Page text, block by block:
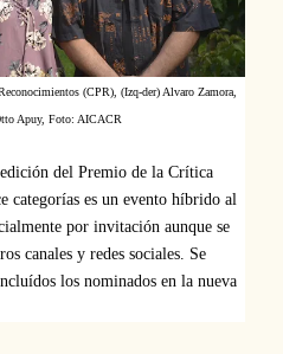
(CPR), (Izq-der) Alvaro Zamora,
Apuy, Foto: AICACR
del Premio de la Crítica
categorías es un evento híbrido al
por invitación aunque se
canales y redes sociales. Se
los nominados en la nueva